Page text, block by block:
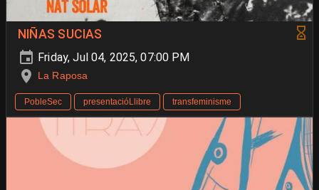
NIÑAS SUCIAS
Friday, Jul 04, 2025, 07:00 PM
La Raposa
PobleSec presentacióLlibre transfeminisme